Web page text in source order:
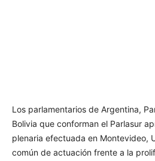
Los parlamentarios de Argentina,
Bolivia que conforman el Parlasur
plenaria efectuada en Montevideo,
común de actuación frente a la